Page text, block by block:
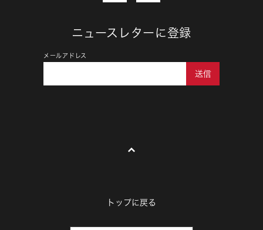
ニュースレターに登録
メールアドレス
送信
トップに戻る